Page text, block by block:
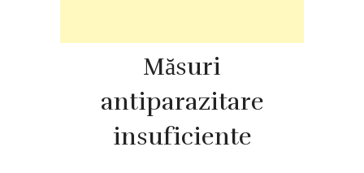
Măsuri
antiparazitare
insuficiente